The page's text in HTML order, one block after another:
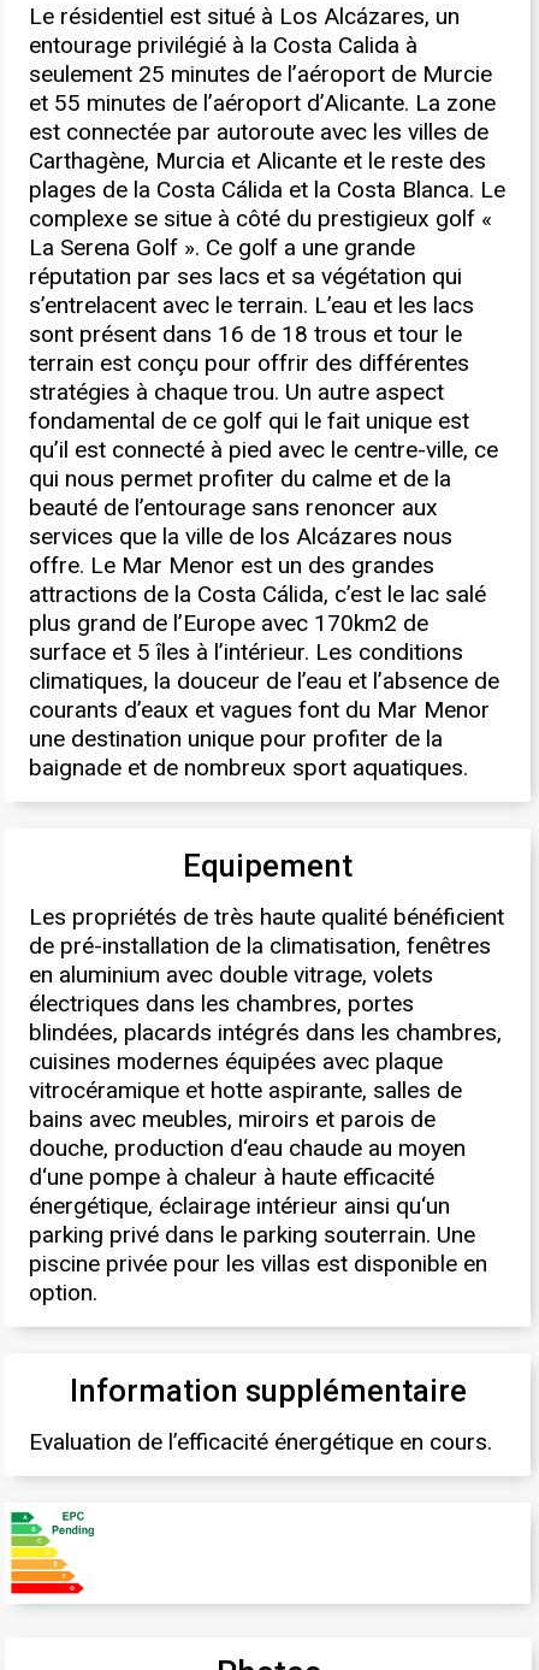
Le résidentiel est situé à Los Alcázares, un
entourage privilégié à la Costa Calida à
seulement 25 minutes de l’aéroport de Murcie
et 55 minutes de l’aéroport d’Alicante. La zone
est connectée par autoroute avec les villes de
Carthagène, Murcia et Alicante et le reste des
plages de la Costa Cálida et la Costa Blanca. Le
complexe se situe à côté du prestigieux golf «
La Serena Golf ». Ce golf a une grande
réputation par ses lacs et sa végétation qui
s’entrelacent avec le terrain. L’eau et les lacs
sont présent dans 16 de 18 trous et tour le
terrain est conçu pour offrir des différentes
stratégies à chaque trou. Un autre aspect
fondamental de ce golf qui le fait unique est
qu’il est connecté à pied avec le centre-ville, ce
qui nous permet profiter du calme et de la
beauté de l’entourage sans renoncer aux
services que la ville de los Alcázares nous
offre. Le Mar Menor est un des grandes
attractions de la Costa Cálida, c’est le lac salé
plus grand de l’Europe avec 170km2 de
surface et 5 îles à l’intérieur. Les conditions
climatiques, la douceur de l’eau et l’absence de
courants d’eaux et vagues font du Mar Menor
une destination unique pour profiter de la
baignade et de nombreux sport aquatiques.
Equipement
Les propriétés de très haute qualité bénéficient
de pré-installation de la climatisation, fenêtres
en aluminium avec double vitrage, volets
électriques dans les chambres, portes
blindées, placards intégrés dans les chambres,
cuisines modernes équipées avec plaque
vitrocéramique et hotte aspirante, salles de
bains avec meubles, miroirs et parois de
douche, production d‘eau chaude au moyen
d‘une pompe à chaleur à haute efficacité
énergétique, éclairage intérieur ainsi qu‘un
parking privé dans le parking souterrain. Une
piscine privée pour les villas est disponible en
option.
Information supplémentaire
Evaluation de l’efficacité énergétique en cours.